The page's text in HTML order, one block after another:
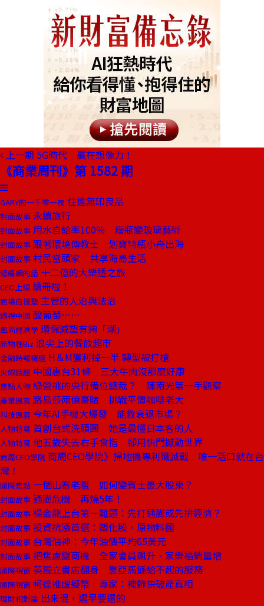
上一期 5G時代 贏在想像力！
《商業周刊》第 1582 期
GARY的一千零一夜 住進無印良品
封面故事 永續旅行
封面故事 用水自給率100％ 廢瓶變玻璃藝術
封面故事 跟著環境傳教士 划寶特瓶小舟出海
封面故事 村民當頭家 共享海島生活
總編輯的話 十二億的大樂透之旅
CEO上線 讀冊啦！
商場自慢塾 主管的人治與法治
透視中國 酸葡萄……
風尚經濟學 環保減塑有夠「潮」
新物種Biz 浪尖上的餐飲超市
金融時報精選 H＆M獲利掉一半 轉型被打槍
火線話題 中國惠台31條 三大牛肉沒那麼好康
焦點人物 綠營挑的央行備位總裁？ 陳南光第一手觀察
產業風雲 路易莎兩億豪賭 挑戰平價咖啡老大
科技風雲 今年AI手機大爆發 能救衰退市場？
人物特寫 首創台式洗頭團 她是最懂日本客的人
人物特寫 他五歲失去右手食指 卻用快門撼動世界
商周CEO學院 商周CEO學院》掃地機專利殲滅戰 唯一活口就在台
灣！
國際焦點 一個山寨老粗 如何變賓士最大股東？
封面故事 通膨危機 再燒5年！
封面故事 楊金龍上台第一難題：先打通膨或先拚經濟？
封面故事 投資抗漲首選：塑化股、原物料國
封面故事 台灣油神：今年油價平均65美元
封面故事 把焦慮變商機 全家會員飆升、家樂福銷量增
國際視窗 英獨立書店翻身 靠亞馬遜給不起的服務
國際視窗 柯達推虛擬幣 專家：掩飾快破產真相
理財相對論 出來混，遲早要還的